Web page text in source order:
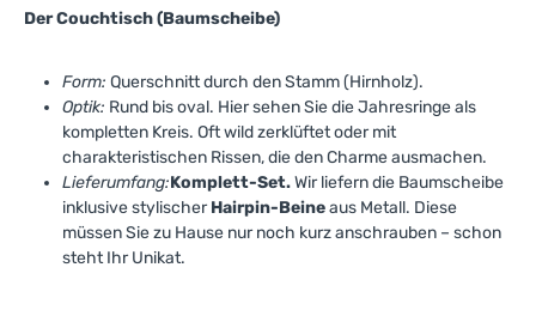
Der Couchtisch (Baumscheibe)
Form: Querschnitt durch den Stamm (Hirnholz).
Optik: Rund bis oval. Hier sehen Sie die Jahresringe als
kompletten Kreis. Oft wild zerklüftet oder mit
charakteristischen Rissen, die den Charme ausmachen.
Lieferumfang:Komplett-Set.Wir liefern die Baumscheibe
inklusive stylischerHairpin-Beineaus Metall. Diese
müssen Sie zu Hause nur noch kurz anschrauben – schon
steht Ihr Unikat.